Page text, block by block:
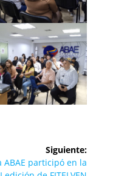
Siguiente:
ABAE participó en la